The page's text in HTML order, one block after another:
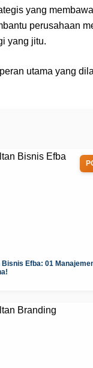
yang
perusahaan
yang jitu.
utama yang
Efba: 01